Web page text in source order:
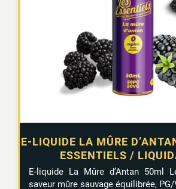
E-LIQUIDE LA MÛRE
ESSENTIELS /
E-liquide La Mûre d’Antan 50ml
saveur mûre sauvage équilibrée,